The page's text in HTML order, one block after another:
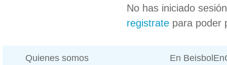
No has iniciado
registrate para poder
Quienes somos En